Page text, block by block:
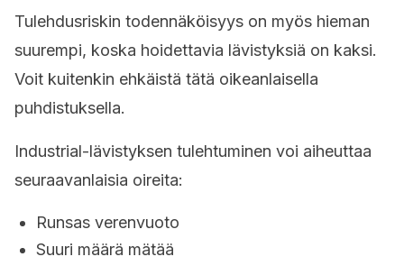
Tulehdusriskin todennäköisyys on myös hieman
suurempi, koska hoidettavia lävistyksiä on kaksi.
Voit kuitenkin ehkäistä tätä oikeanlaisella
puhdistuksella.
Industrial-lävistyksen tulehtuminen voi aiheuttaa
seuraavanlaisia oireita:
Runsas verenvuoto
Suuri määrä mätää